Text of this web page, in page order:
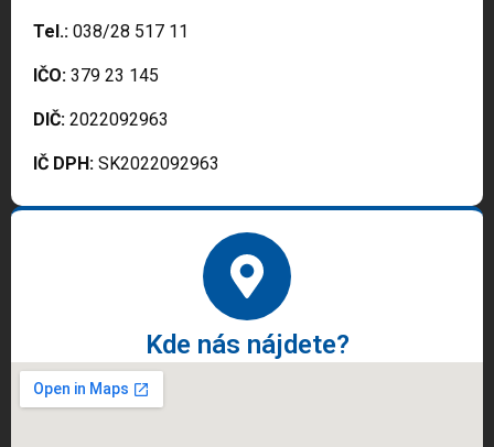
Tel.: 038/28 517 11
IČO: 379 23 145
DIČ: 2022092963
IČ DPH: SK2022092963
Kde nás nájdete?